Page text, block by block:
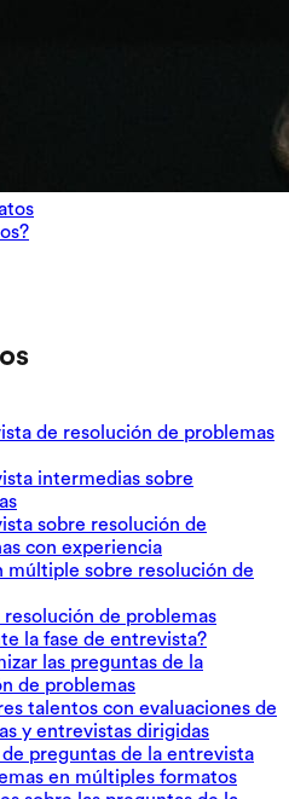
de resolución de problemas
intermedias sobre
sobre resolución de
con experiencia
múltiple sobre resolución de
resolución de problemas
la fase de entrevista?
las preguntas de la
de problemas
talentos con evaluaciones de
y entrevistas dirigidas
preguntas de la entrevista
en múltiples formatos